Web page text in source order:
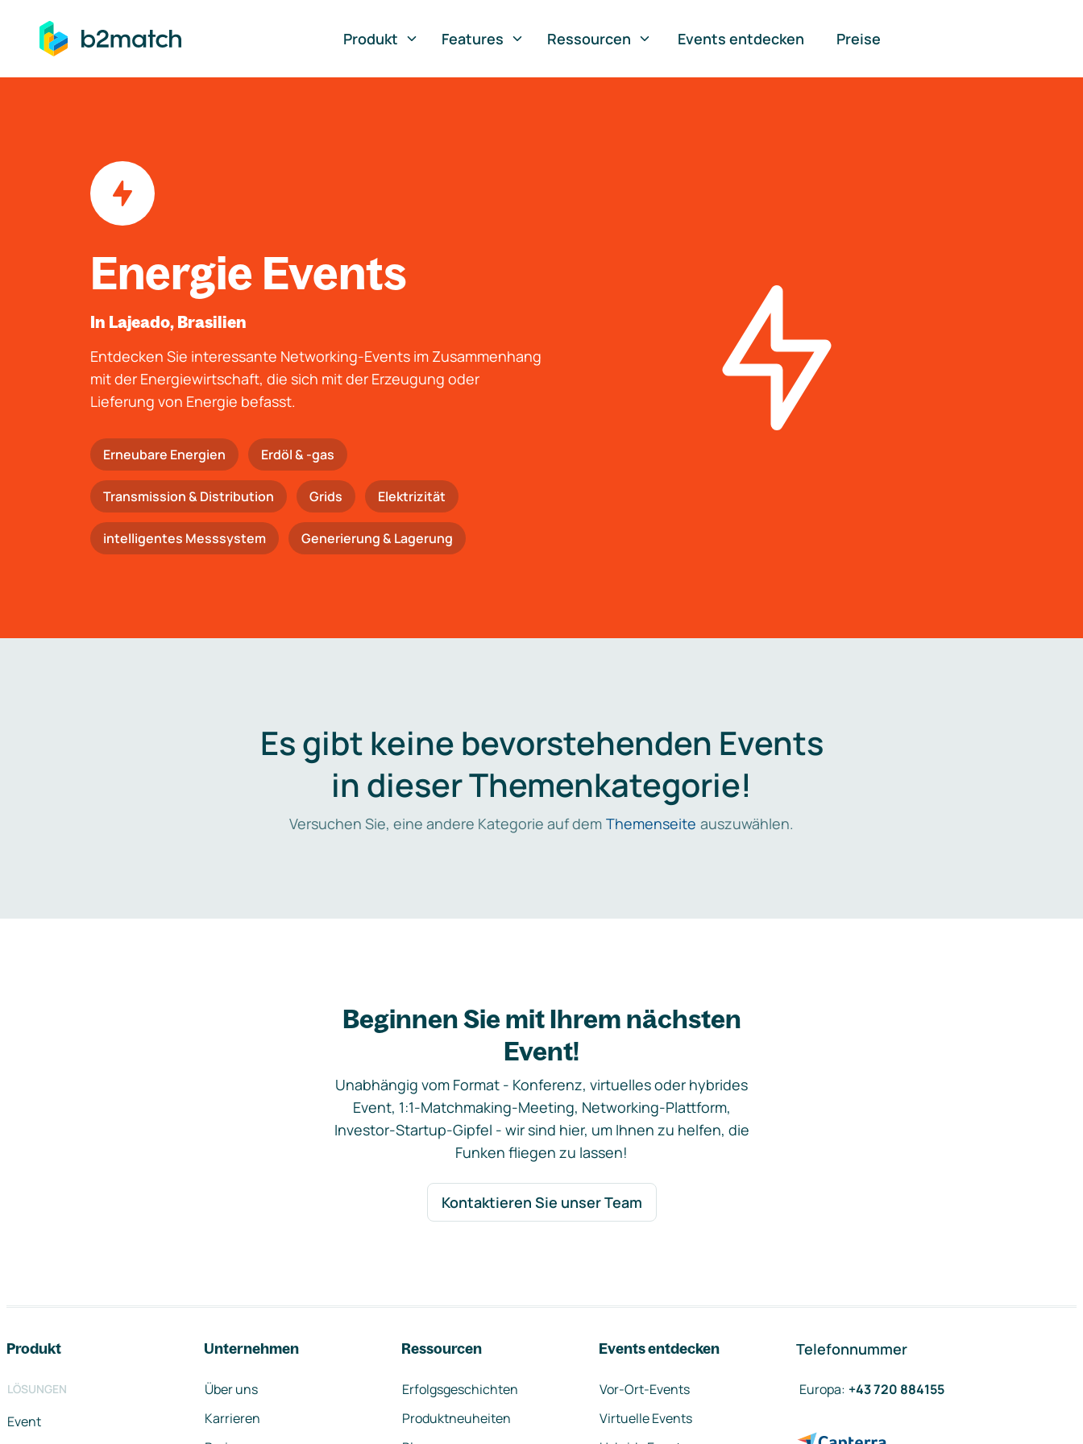
springen
Produkt
Features Ressourcen Events entdecken Preise
Energie Events
In Lajeado, Brasilien
Entdecken Sie interessante Networking-Events im Zusammenhang
mit der Energiewirtschaft, die sich mit der Erzeugung oder
Lieferung von Energie befasst.
Erneubare Energien Erdöl & -gas
Trans­mis­si­on & Distribution Grids Elektrizität
intelligentes Messsystem Generierung & Lagerung
Es gibt keine bevorstehenden Events
in dieser Themenkategorie!
Versuchen Sie, eine andere Kategorie auf dem Themenseite auszuwählen.
Beginnen Sie mit Ihrem nächsten
Event!
Unabhängig vom Format - Konferenz, virtuelles oder hybrides
Event, 1:1-Matchmaking-Meeting, Networking-Plattform,
Investor-Startup-Gipfel - wir sind hier, um Ihnen zu helfen, die
Funken fliegen zu lassen!
Kontaktieren Sie unser Team
Produkt
LÖSUNGEN
Event
Unternehmen
Über uns
Karrieren
Ressourcen
Erfolgsgeschichten
Produktneuheiten
Events entdecken
Vor-Ort-Events
Virtuelle Events
Telefonnummer
Europa: +43 720 884155